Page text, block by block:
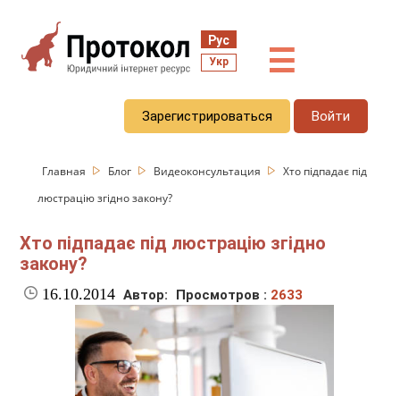
Рус
Укр ☰
Зарегистрироваться Войти
Главная Блог Видеоконсультация
Хто підпадає під
люстрацію згідно закону?
Хто підпадає під люстрацію згідно
закону?
16.10.2014 Автор: Просмотров : 2633